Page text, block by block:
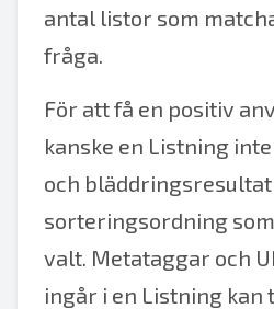
antal listor som
fråga.
För att få en positiv
kanske en Listning
och
sorteringsordning
valt. Metataggar och
ingår i en Listning kan